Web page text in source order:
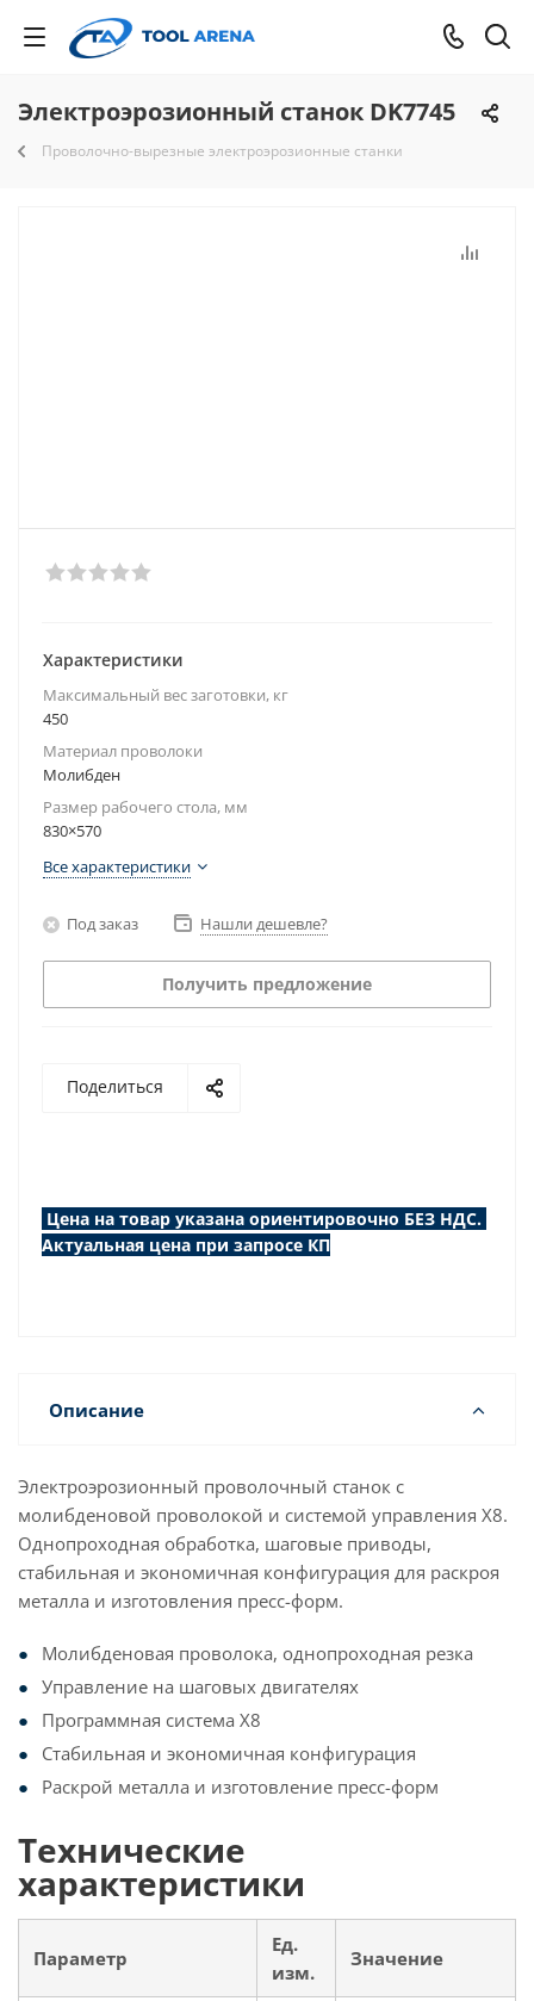
Электроэрозионный станок DK7745
Проволочно-вырезные электроэрозионные станки
Характеристики
Максимальный вес заготовки, кг
450
Материал проволоки
Молибден
Размер рабочего стола, мм
830×570
Все характеристики
Под заказ Нашли дешевле?
Получить предложение
Поделиться
Цена на товар указана ориентировочно БЕЗ НДС.
Актуальная цена при запросе КП
Описание
Электроэрозионный проволочный станок с
молибденовой проволокой и системой управления X8.
Однопроходная обработка, шаговые приводы,
стабильная и экономичная конфигурация для раскроя
металла и изготовления пресс-форм.
Молибденовая проволока, однопроходная резка
Управление на шаговых двигателях
Программная система X8
Стабильная и экономичная конфигурация
Раскрой металла и изготовление пресс-форм
Технические
характеристики
Параметр
Ед.
изм.
Значение